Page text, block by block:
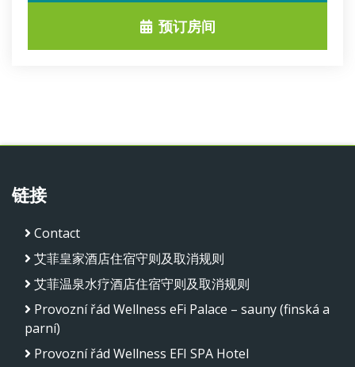
预订房间
链接
Contact
艾菲皇家酒店住宿守则及取消规则
艾菲温泉水疗酒店住宿守则及取消规则
Provozní řád Wellness eFi Palace – sauny (finská a
parní)
Provozní řád Wellness EFI SPA Hotel